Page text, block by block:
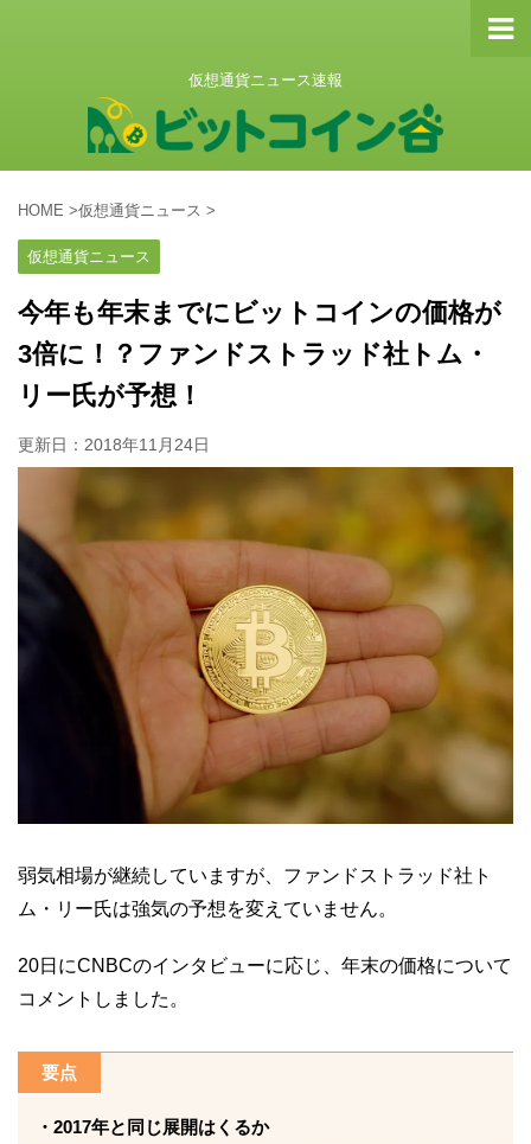
仮想通貨ニュース速報
HOME >仮想通貨ニュース >
仮想通貨ニュース
今年も年末までにビットコインの価格が
3倍に！？ファンドストラッド社トム・
リー氏が予想！
更新日： 2018年11月24日
弱気相場が継続していますが、ファンドストラッド社ト
ム・リー氏は強気の予想を変えていません。
20日にCNBCのインタビューに応じ、年末の価格について
コメントしました。
要点
・2017年と同じ展開はくるか